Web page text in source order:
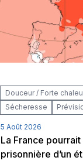
Douceur / Forte
Sécheresse
5 Août 2026
La France
prisonnière d’un